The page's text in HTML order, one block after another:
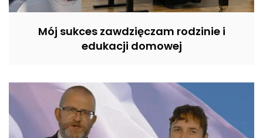
Mój sukces zawdzięczam rodzinie i
edukacji domowej